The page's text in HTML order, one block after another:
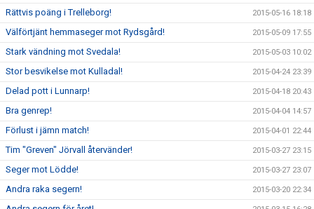
Rättvis poäng i Trelleborg! 2015-05-16 18:18
Välförtjänt hemmaseger mot Rydsgård! 2015-05-09 17:55
Stark vändning mot Svedala! 2015-05-03 10:02
Stor besvikelse mot Kulladal! 2015-04-24 23:39
Delad pott i Lunnarp! 2015-04-18 20:43
Bra genrep! 2015-04-04 14:57
Förlust i jämn match! 2015-04-01 22:44
Tim "Greven" Jörvall återvänder! 2015-03-27 23:15
Seger mot Lödde! 2015-03-27 23:07
Andra raka segern! 2015-03-20 22:34